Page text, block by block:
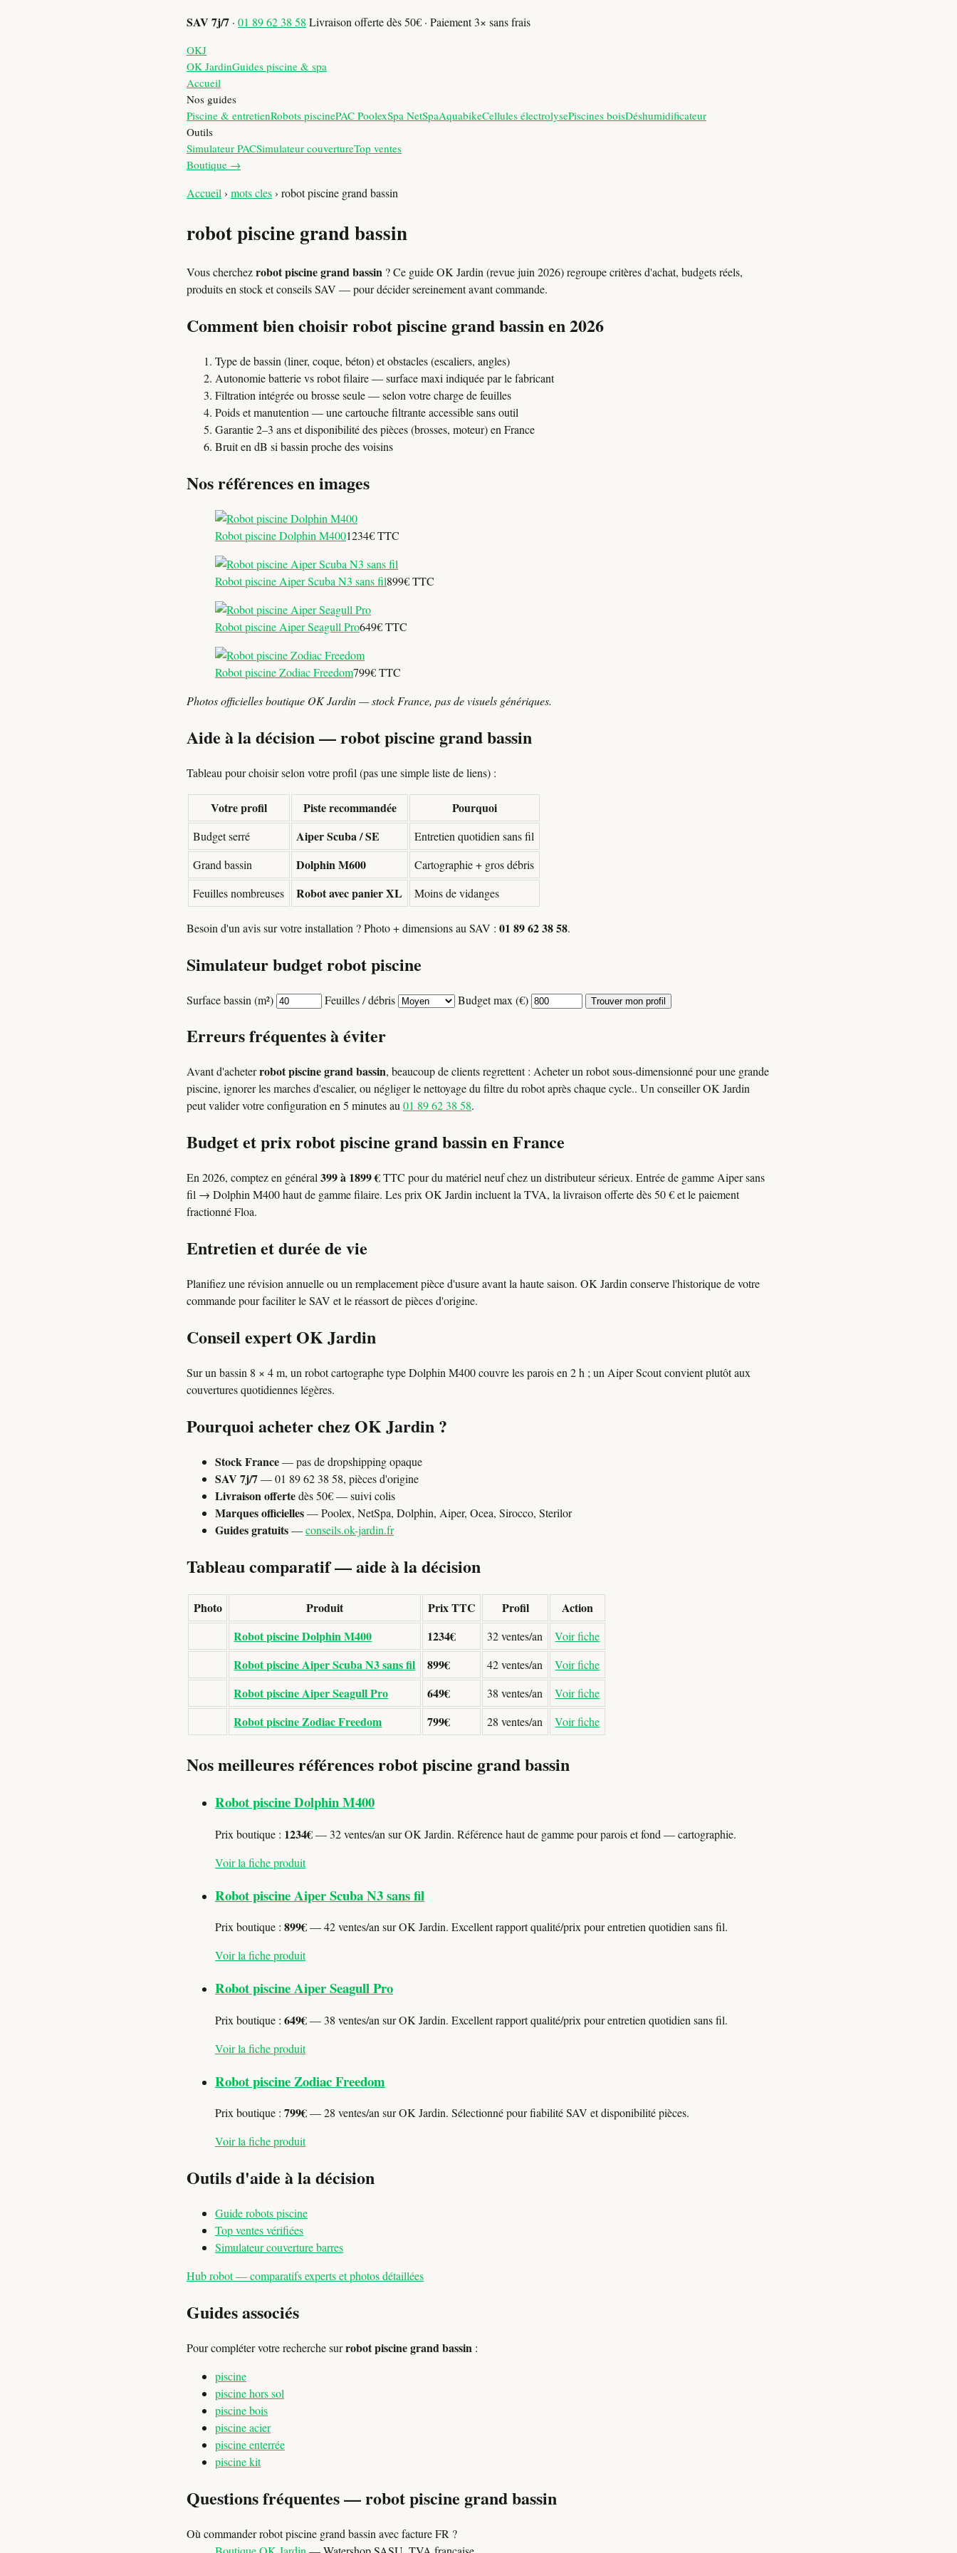
SAV 7j/7 · 01 89 62 38 58 Livraison offerte dès 50€ · Paiement 3× sans frais
OKJ
OK JardinGuides piscine & spa
Accueil
Nos guides
Piscine & entretienRobots piscinePAC PoolexSpa NetSpaAquabikeCellules électrolysePiscines boisDéshumidificateur
Outils
Simulateur PACSimulateur couvertureTop ventes
Boutique →
Accueil › mots cles› robot piscine grand bassin
robot piscine grand bassin
Vous cherchezrobot piscine grand bassin ? Ce guide OK Jardin (revue juin 2026) regroupe critères d'achat, budgets réels,
produits en stock et conseils SAV — pour décider sereinement avant commande.
Comment bien choisir robot piscine grand bassin en 2026
Type de bassin (liner, coque, béton) et obstacles (escaliers, angles)
Autonomie batterie vs robot filaire — surface maxi indiquée par le fabricant
Filtration intégrée ou brosse seule — selon votre charge de feuilles
Poids et manutention — une cartouche filtrante accessible sans outil
Garantie 2–3 ans et disponibilité des pièces (brosses, moteur) en France
Bruit en dB si bassin proche des voisins
Nos références en images
Robot piscine Dolphin M4001234€ TTC
Robot piscine Aiper Scuba N3 sans fil899€ TTC
Robot piscine Aiper Seagull Pro649€ TTC
Robot piscine Zodiac Freedom799€ TTC
Photos officielles boutique OK Jardin — stock France, pas de visuels génériques.
Aide à la décision — robot piscine grand bassin
Tableau pour choisir selon votre profil (pas une simple liste de liens) :
Votre profil Piste recommandée Pourquoi
Budget serré Aiper Scuba / SE
Entretien quotidien sans fil
Grand bassin
Dolphin M600
Cartographie + gros débris
Feuilles nombreuses
Robot avec panier XL Moins de vidanges
Besoin d'un avis sur votre installation ? Photo + dimensions au SAV : 01 89 62 38 58.
Simulateur budget robot piscine
Surface bassin (m²) Feuilles / débris Budget max (€) Trouver mon profil
Erreurs fréquentes à éviter
Avant d'acheterrobot piscine grand bassin, beaucoup de clients regrettent : Acheter un robot sous-dimensionné pour une grande
piscine, ignorer les marches d'escalier, ou négliger le nettoyage du filtre du robot après chaque cycle.. Un conseiller OK Jardin
peut valider votre configuration en 5 minutes au01 89 62 38 58.
Budget et prix robot piscine grand bassin en France
En 2026, comptez en général 399 à 1899 €TTC pour du matériel neuf chez un distributeur sérieux. Entrée de gamme Aiper sans
fil → Dolphin M400 haut de gamme filaire. Les prix OK Jardin incluent la TVA, la livraison offerte dès 50 € et le paiement
fractionné Floa.
Entretien et durée de vie
Planifiez une révision annuelle ou un remplacement pièce d'usure avant la haute saison. OK Jardin conserve l'historique de votre
commande pour faciliter le SAV et le réassort de pièces d'origine.
Conseil expert OK Jardin
Sur un bassin 8 × 4 m, un robot cartographe type Dolphin M400 couvre les parois en 2 h ; un Aiper Scout convient plutôt aux
couvertures quotidiennes légères.
Pourquoi acheter chez OK Jardin ?
Stock France— pas de dropshipping opaque
SAV 7j/7— 01 89 62 38 58, pièces d'origine
Livraison offertedès 50€ — suivi colis
Marques officielles— Poolex, NetSpa, Dolphin, Aiper, Ocea, Sirocco, Sterilor
Guides gratuits—conseils.ok-jardin.fr
Tableau comparatif — aide à la décision
Photo Produit Prix TTC Profil
Action
Robot piscine Dolphin M400
1234€ 32 ventes/an Voir fiche
Robot piscine Aiper Scuba N3 sans fil 899€ 42 ventes/an Voir fiche
Robot piscine Aiper Seagull Pro 649€ 38 ventes/an Voir fiche
Robot piscine Zodiac Freedom 799€ 28 ventes/an Voir fiche
Nos meilleures références robot piscine grand bassin
Robot piscine Dolphin M400
Prix boutique : 1234€— 32 ventes/an sur OK Jardin. Référence haut de gamme pour parois et fond — cartographie.
Voir la fiche produit
Robot piscine Aiper Scuba N3 sans fil
Prix boutique : 899€— 42 ventes/an sur OK Jardin. Excellent rapport qualité/prix pour entretien quotidien sans fil.
Voir la fiche produit
Robot piscine Aiper Seagull Pro
Prix boutique : 649€— 38 ventes/an sur OK Jardin. Excellent rapport qualité/prix pour entretien quotidien sans fil.
Voir la fiche produit
Robot piscine Zodiac Freedom
Prix boutique : 799€— 28 ventes/an sur OK Jardin. Sélectionné pour fiabilité SAV et disponibilité pièces.
Voir la fiche produit
Outils d'aide à la décision
Guide robots piscine
Top ventes vérifiées
Simulateur couverture barres
Hub robot — comparatifs experts et photos détaillées
Guides associés
Pour compléter votre recherche surrobot piscine grand bassin :
piscine
piscine hors sol
piscine bois
piscine acier
piscine enterrée
piscine kit
Questions fréquentes — robot piscine grand bassin
Où commander robot piscine grand bassin avec facture FR ?